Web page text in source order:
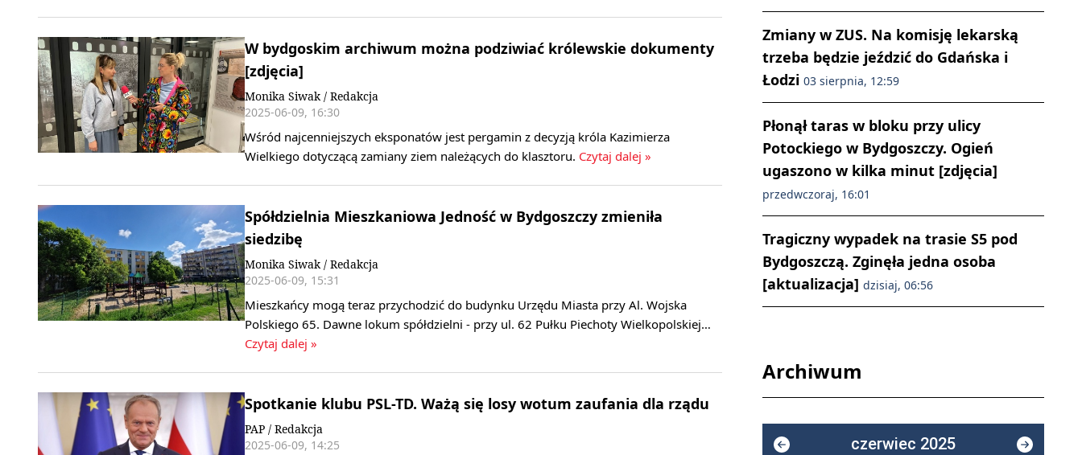
W bydgoskim archiwum można podziwiać królewskie dokumenty
[zdjęcia]
Monika Siwak / Redakcja
2025-06-09, 16:30
Wśród najcenniejszych eksponatów jest pergamin z decyzją króla Kazimierza
Wielkiego dotyczącą zamiany ziem należących do klasztoru. Czytaj dalej »
Spółdzielnia Mieszkaniowa Jedność w Bydgoszczy zmieniła
siedzibę
Monika Siwak / Redakcja
2025-06-09, 15:31
Mieszkańcy mogą teraz przychodzić do budynku Urzędu Miasta przy Al. Wojska
Polskiego 65. Dawne lokum spółdzielni - przy ul. 62 Pułku Piechoty Wielkopolskiej…
Czytaj dalej »
Spotkanie klubu PSL-TD. Ważą się losy wotum zaufania dla rządu
PAP / Redakcja
2025-06-09, 14:25
Zmiany w ZUS. Na komisję lekarską
trzeba będzie jeździć do Gdańska i
Łodzi 03 sierpnia, 12:59
Płonął taras w bloku przy ulicy
Potockiego w Bydgoszczy. Ogień
ugaszono w kilka minut [zdjęcia]
przedwczoraj, 16:01
Tragiczny wypadek na trasie S5 pod
Bydgoszczą. Zginęła jedna osoba
[aktualizacja] dzisiaj, 06:56
Archiwum
czerwiec 2025